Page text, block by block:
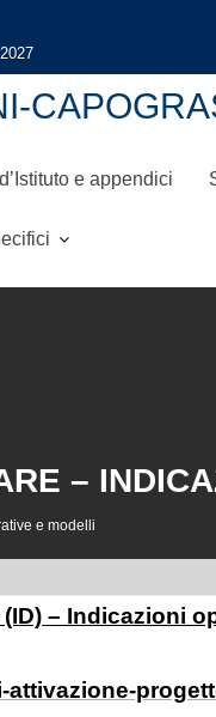
e appendici
–
e modelli
– Indicazioni
attivazione-